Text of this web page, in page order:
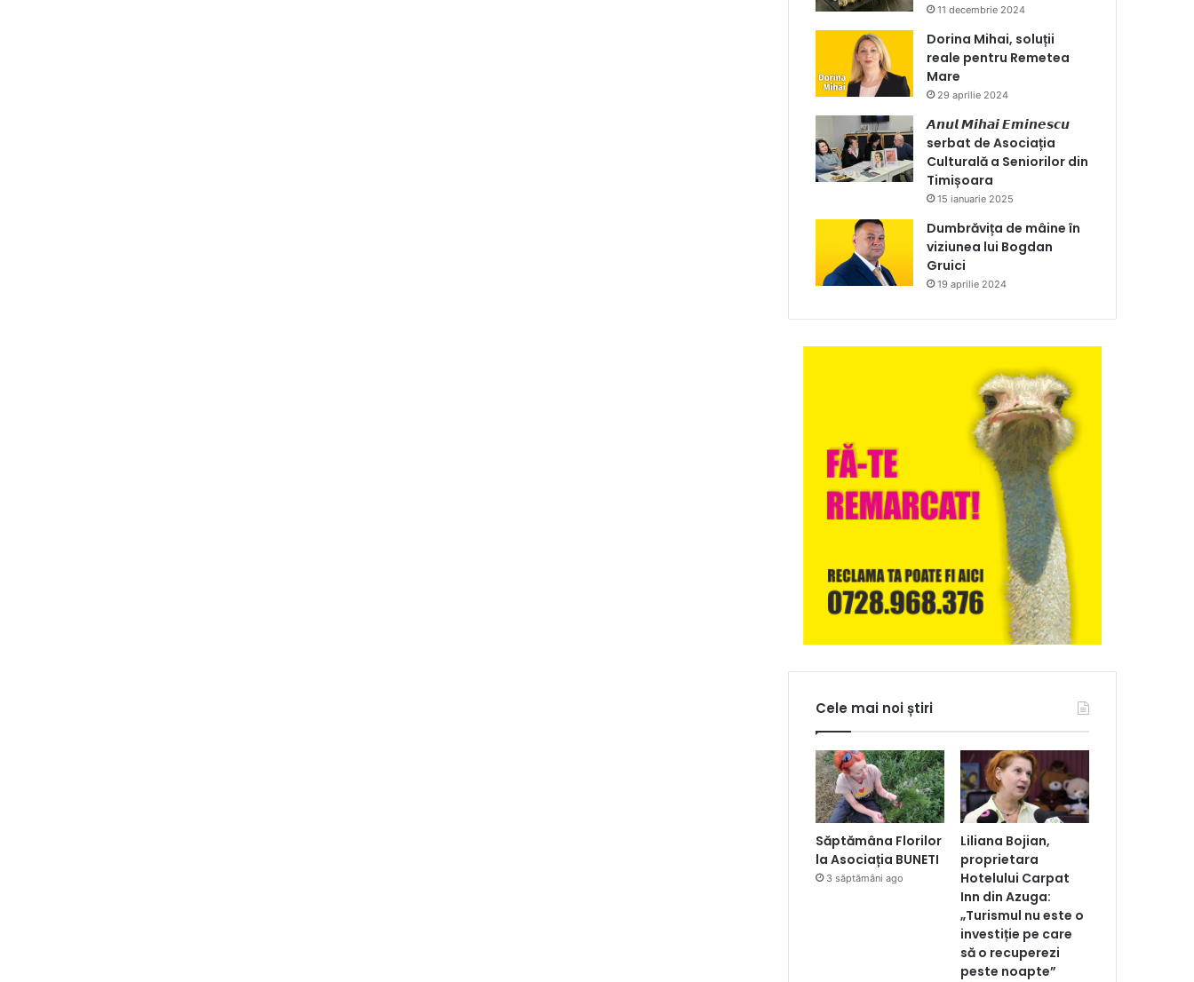
11 decembrie 2024
Dorina Mihai, soluții
reale pentru Remetea
Mare
29 aprilie 2024
𝘼𝙣𝙪𝙡 𝙈𝙞𝙝𝙖𝙞 𝙀𝙢𝙞𝙣𝙚𝙨𝙘𝙪
serbat de Asociația
Culturală a Seniorilor din
Timișoara
15 ianuarie 2025
Dumbrăvița de mâine în
viziunea lui Bogdan
Gruici
19 aprilie 2024
Cele mai noi știri
Săptămâna Florilor
la Asociația BUNETI
3 săptămâni ago
Liliana Bojian,
proprietara
Hotelului Carpat
Inn din Azuga:
„Turismul nu este o
investiție pe care
să o recuperezi
peste noapte”